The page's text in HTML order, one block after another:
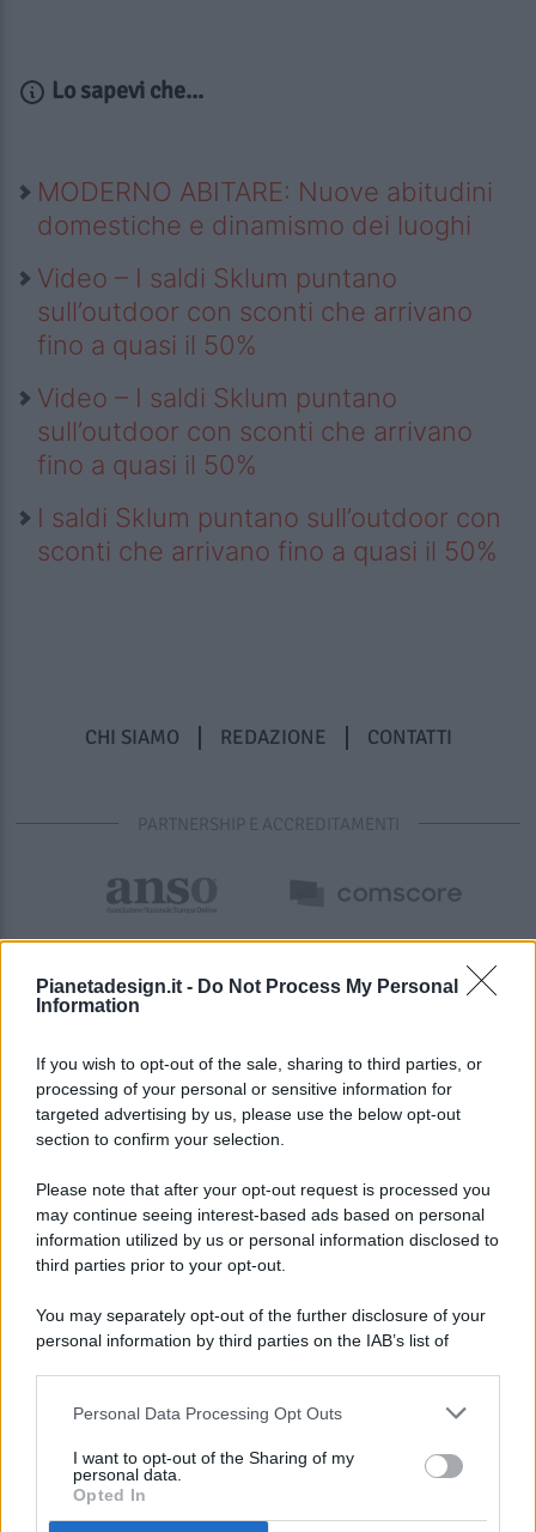
Pianetadesign.it - Do Not Process My Personal
Information
If you wish to opt-out of the sale, sharing to third parties, or
processing of your personal or sensitive information for
targeted advertising by us, please use the below opt-out
section to confirm your selection.
Please note that after your opt-out request is processed you
may continue seeing interest-based ads based on personal
information utilized by us or personal information disclosed to
third parties prior to your opt-out.
You may separately opt-out of the further disclosure of your
personal information by third parties on the IAB’s list of
This information may also be disclosed by us to third parties
disclose it to other third parties.
Personal Data Processing Opt Outs
I want to opt-out of the Sharing of my
personal data.
Opted In
Lo sapevi che...
MODERNO ABITARE: Nuove abitudini
domestiche e dinamismo dei luoghi
Video – I saldi Sklum puntano
sull’outdoor con sconti che arrivano
fino a quasi il 50%
Video – I saldi Sklum puntano
sull’outdoor con sconti che arrivano
fino a quasi il 50%
I saldi Sklum puntano sull’outdoor con
sconti che arrivano fino a quasi il 50%
CHI SIAMO REDAZIONE CONTATTI
PARTNERSHIP E ACCREDITAMENTI
© 2026 - Pianeta Design - P.IVA 04827280654 - Testata
Registrata Al Tribunale Di Nocera Inferiore N. 8/2020 - RG N.
ISCRIZIONE AL ROC N. 35792 – ISCRITTA ALL’ANSO
(ASSOCIAZIONE NAZIONALE STAMPA ONLINE)
PREFERENZE PRIVACY